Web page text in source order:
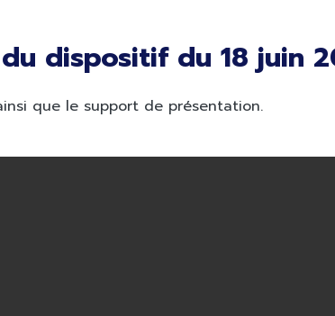
dispositif du 18 juin
que le support de présentation.